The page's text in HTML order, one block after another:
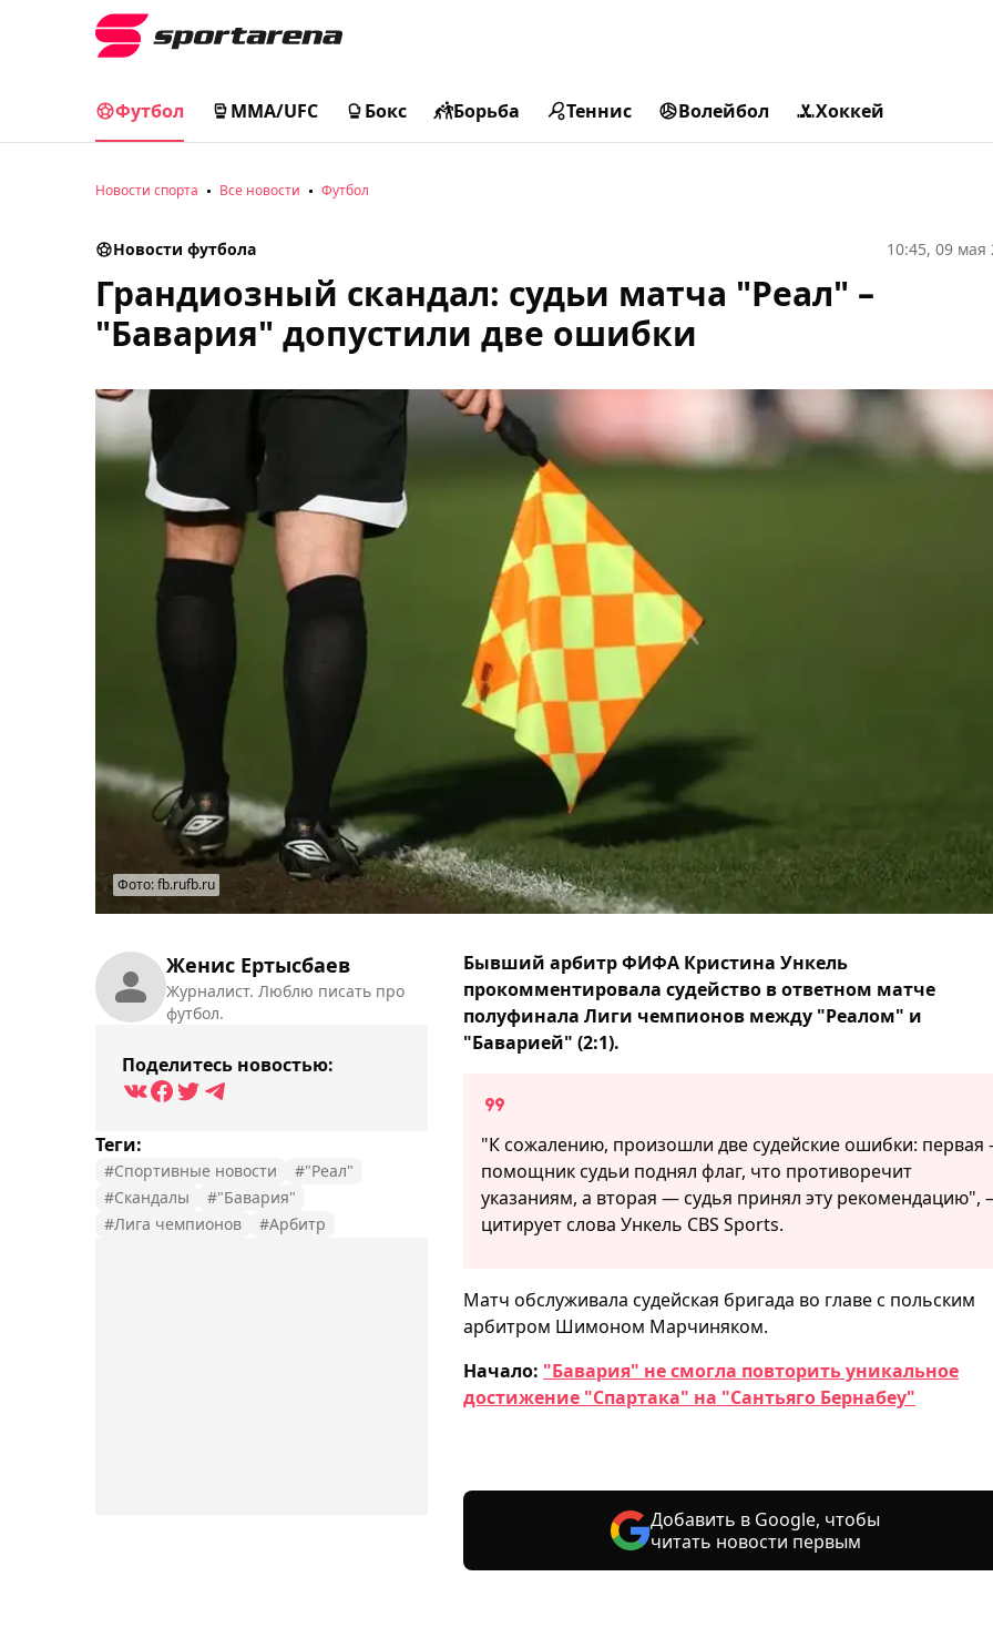
Футбол MMA/UFC Бокс Борьба Теннис Волейбол Хоккей
Новости спорта Все новости Футбол
Новости футбола 10:45, 09 мая
Грандиозный скандал: судьи матча "Реал" –
"Бавария" допустили две ошибки
Фото: fb.rufb.ru
Женис Ертысбаев
Журналист. Люблю писать про
футбол.
Поделитесь новостью:
Теги:
#Спортивные новости
#"Реал"
#Скандалы
#"Бавария"
#Лига чемпионов
#Арбитр
Бывший арбитр ФИФА Кристина Ункель
прокомментировала судейство в ответном матче
полуфинала Лиги чемпионов между "Реалом" и
"Баварией" (2:1).
"К сожалению, произошли две судейские ошибки:
помощник судьи поднял флаг, что противоречит
указаниям, а вторая — судья принял эту рекомендацию",
цитирует слова Ункель CBS Sports.
Матч обслуживала судейская бригада во главе с польским
арбитром Шимоном Марчиняком.
Начало: "Бавария" не смогла повторить уникальное
достижение "Спартака" на "Сантьяго Бернабеу"
Добавить в Google, чтобы
читать новости первым